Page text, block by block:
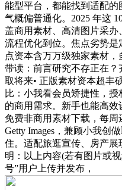
能型平台，都能找到适配的
气概偏普通化。2025 年这
盖商用素材、高清图片采
流程优化到位。焦点劣势
点资本含万万级独家素材
带读：前言研究不存正在
取将来• 正版素材资本超丰
比：小我看会员矫捷性，
的商用需求。新手也能高
免费非商用素材下载，每
Getty Images，兼顾小我创
住。适配旅逛宣传、房产
明：以上内容(若有图片或
号”用户上传并发布，